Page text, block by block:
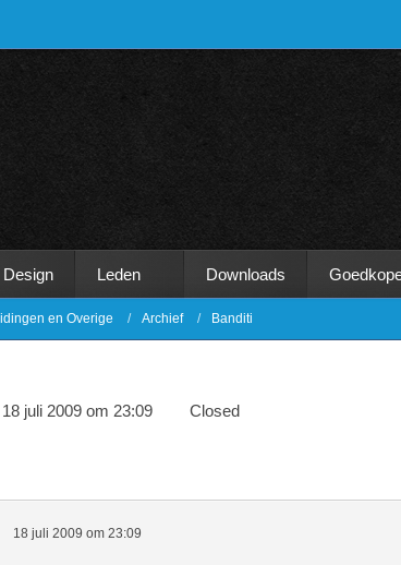
Design Leden Downloads
en Overige Archief Banditi
18 juli 2009 om 23:09 Closed
18 juli 2009 om 23:09